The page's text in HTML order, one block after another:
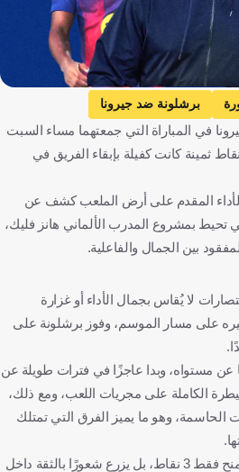
برشلونة ضد جيرونا
الدوري الإسباني
هانسي فليك
ألمانيا كرة قدم
في المباراة التي جمعتهما مساء السبت
في الدوري الإسباني، ليحصد 3 نقاط ثمينة كانت كفيلة بإبقاء الفريق في
الأداء المقدم على أرض الملعب كشف عن
تحيط بمشروع المدرب الألماني هانز فليك،
بين الجمال والفاعلية.
لا يُقاس بجمال الأداء أو غزارة
على مسار الموسم، وفوز برشلونة على
عن مستواه، وبدا عاجزًا في فترات طويلة عن
الكاملة على مجريات اللعب، ومع ذلك،
الحاسمة، وهو ما يميز الفرق التي تمتلك
الفوز في مثل هذه الظروف لا يمنح فقط 3 نقاط، بل يزرع شعورًا بالثقة داخل